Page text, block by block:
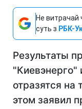
Не витрачай
суть з РБК-
Результаты
"Киевэнерго"
отразятся на
этом заявил